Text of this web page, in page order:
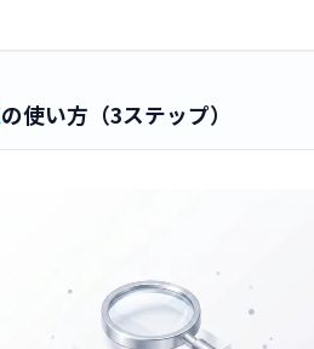
の使い方（3ステップ）